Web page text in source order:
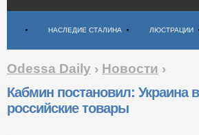
НАСЛЕДИЕ СТАЛИНА ЛЮСТРАЦИИ
Odessa Daily › Новости ›
Кабмин постановил: Украина
российские товары